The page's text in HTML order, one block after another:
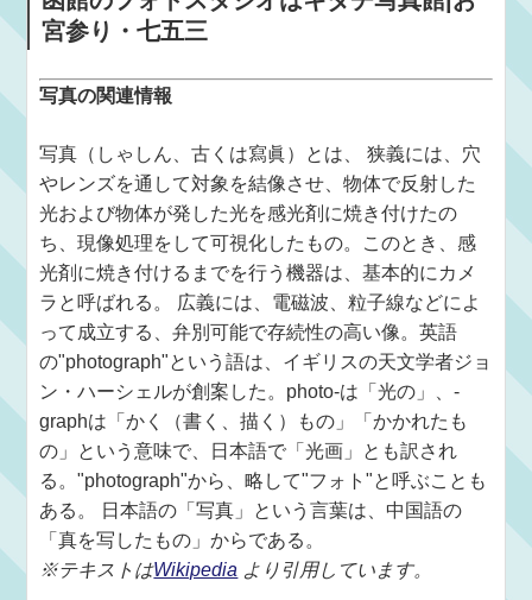
宮参り・七五三
写真の関連情報
写真（しゃしん、古くは寫眞）とは、 狭義には、穴
やレンズを通して対象を結像させ、物体で反射した
光および物体が発した光を感光剤に焼き付けたの
ち、現像処理をして可視化したもの。このとき、感
光剤に焼き付けるまでを行う機器は、基本的にカメ
ラと呼ばれる。 広義には、電磁波、粒子線などによ
って成立する、弁別可能で存続性の高い像。英語
の"photograph"という語は、イギリスの天文学者ジョ
ン・ハーシェルが創案した。photo-は「光の」、-
graphは「かく（書く、描く）もの」「かかれたも
の」という意味で、日本語で「光画」とも訳され
る。"photograph"から、略して"フォト"と呼ぶことも
ある。 日本語の「写真」という言葉は、中国語の
「真を写したもの」からである。
※テキストはWikipedia より引用しています。